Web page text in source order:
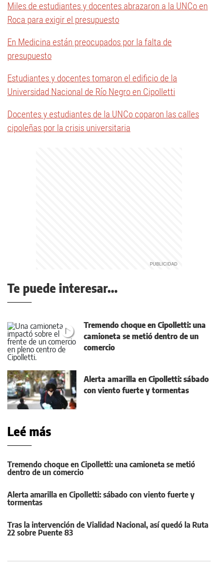
Miles de estudiantes y docentes abrazaron a la UNCo en
Roca para exigir el presupuesto
En Medicina están preocupados por la falta de
presupuesto
Estudiantes y docentes tomaron el edificio de la
Universidad Nacional de Río Negro en Cipolletti
Docentes y estudiantes de la UNCo coparon las calles
cipoleñas por la crisis universitaria
Te puede interesar...
Tremendo choque en Cipolletti: una
camioneta se metió dentro de un
comercio
Alerta amarilla en Cipolletti: sábado
con viento fuerte y tormentas
Leé más
Tremendo choque en Cipolletti: una camioneta se metió
dentro de un comercio
Alerta amarilla en Cipolletti: sábado con viento fuerte y
tormentas
Tras la intervención de Vialidad Nacional, así quedó la Ruta
22 sobre Puente 83